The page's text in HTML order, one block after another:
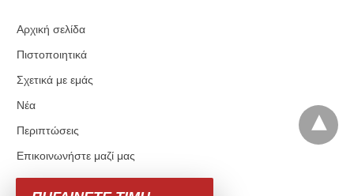
Αρχική σελίδα
Πιστοποιητικά
Σχετικά με εμάς
Νέα
Περιπτώσεις
Επικοινωνήστε μαζί μας